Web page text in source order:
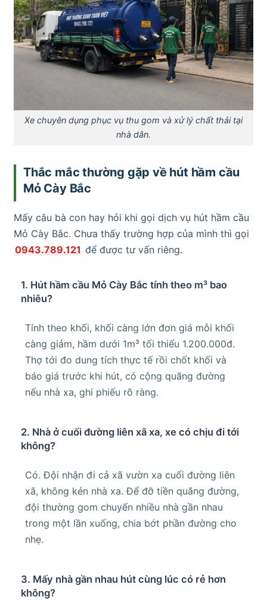
Xe chuyên dụng phục vụ thu gom và xử lý chất thải tại
nhà dân.
Thắc mắc thường gặp về hút hầm cầu
Mỏ Cày Bắc
Mấy câu bà con hay hỏi khi gọi dịch vụ hút hầm cầu
Mỏ Cày Bắc. Chưa thấy trường hợp của mình thì gọi
0943.789.121 để được tư vấn riêng.
1. Hút hầm cầu Mỏ Cày Bắc tính theo m³ bao
nhiêu?
Tính theo khối, khối càng lớn đơn giá mỗi khối
càng giảm, hầm dưới 1m³ tối thiểu 1.200.000đ.
Thợ tới đo dung tích thực tế rồi chốt khối và
báo giá trước khi hút, có cộng quãng đường
nếu nhà xa, ghi phiếu rõ ràng.
2. Nhà ở cuối đường liên xã xa, xe có chịu đi tới
không?
Có. Đội nhận đi cả xã vườn xa cuối đường liên
xã, không kén nhà xa. Để đỡ tiền quãng đường,
đội thường gom chuyến nhiều nhà gần nhau
trong một lần xuống, chia bớt phần đường cho
nhẹ.
3. Mấy nhà gần nhau hút cùng lúc có rẻ hơn
không?